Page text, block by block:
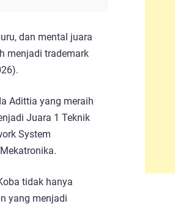
dan mental juara
menjadi trademark
Adittia yang meraih
Juara 1 Teknik
System
tidak hanya
yang menjadi